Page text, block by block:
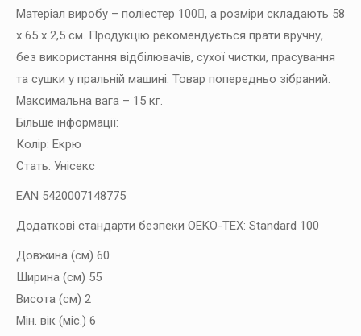
Матеріал виробу – поліестер 100, а розміри складають 58
х 65 х 2,5 см. Продукцію рекомендується прати вручну,
без використання відбілювачів, сухої чистки, прасування
та сушки у пральній машині. Товар попередньо зібраний.
Максимальна вага – 15 кг.
Більше інформації:
Колір: Екрю
Стать: Унісекс
EAN 5420007148775
Додаткові стандарти безпеки OEKO-TEX: Standard 100
Довжина (см) 60
Ширина (см) 55
Висота (см) 2
Мін. вік (міс.) 6